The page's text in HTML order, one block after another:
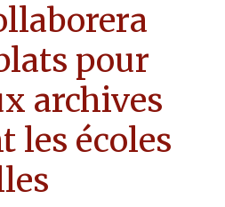
pour
archives
les écoles